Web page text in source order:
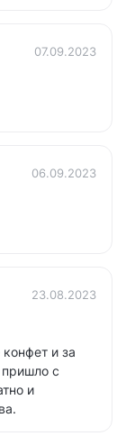
07.09.2023
06.09.2023
23.08.2023
и за
с
и